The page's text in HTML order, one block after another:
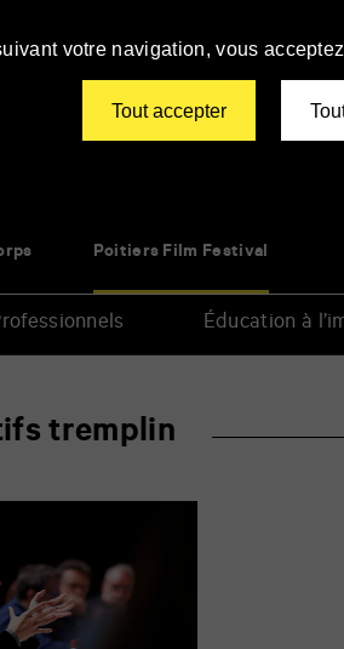
Poitiers Film Festival
Éducation à
tremplin
votre navigation, vous
Tout accepter